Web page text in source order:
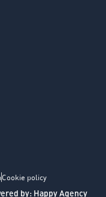
by: Happy Agency
Cookie policy